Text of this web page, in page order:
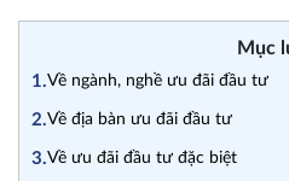
Mục
1.Về ngành, nghề ưu đãi đầu tư
2.Về địa bàn ưu đãi đầu tư
3.Về ưu đãi đầu tư đặc biệt